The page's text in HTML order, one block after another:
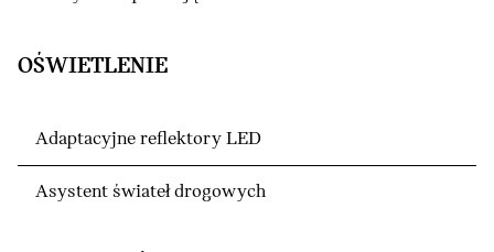
OŚWIETLENIE
Adaptacyjne reflektory LED
Asystent świateł drogowych